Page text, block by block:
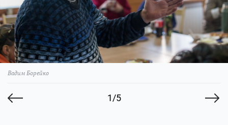
1/5
Вадим Борейко